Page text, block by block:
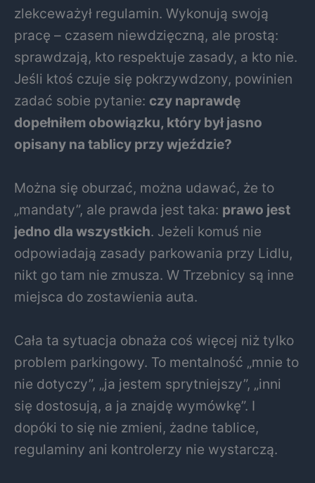
zlekceważył regulamin. Wykonują swoją
pracę – czasem niewdzięczną, ale prostą:
sprawdzają, kto respektuje zasady, a kto nie.
Jeśli ktoś czuje się pokrzywdzony, powinien
zadać sobie pytanie: czy naprawdę
dopełniłem obowiązku, który był jasno
opisany na tablicy przy wjeździe?
Można się oburzać, można udawać, że to
„mandaty”, ale prawda jest taka: prawo jest
jedno dla wszystkich. Jeżeli komuś nie
odpowiadają zasady parkowania przy Lidlu,
nikt go tam nie zmusza. W Trzebnicy są inne
miejsca do zostawienia auta.
Cała ta sytuacja obnaża coś więcej niż tylko
problem parkingowy. To mentalność „mnie to
nie dotyczy”, „ja jestem sprytniejszy”, „inni
się dostosują, a ja znajdę wymówkę”. I
dopóki to się nie zmieni, żadne tablice,
regulaminy ani kontrolerzy nie wystarczą.